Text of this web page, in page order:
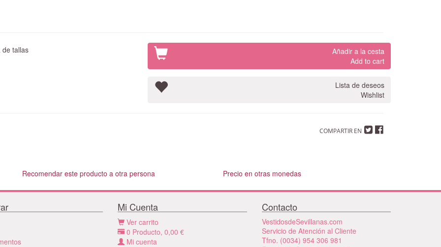
tallas
Añadir a la cesta
Add to cart
Lista de deseos
Wishlist
COMPARTIR EN
Recomendar este producto a otra persona Precio en otras monedas
Mi Cuenta
Ver carrito
0 Producto, 0,00 €
Mi cuenta
Contacto
VestidosdeSevillanas.com
Servicio de Atención al Cliente
Tfno. (0034) 954 306 981